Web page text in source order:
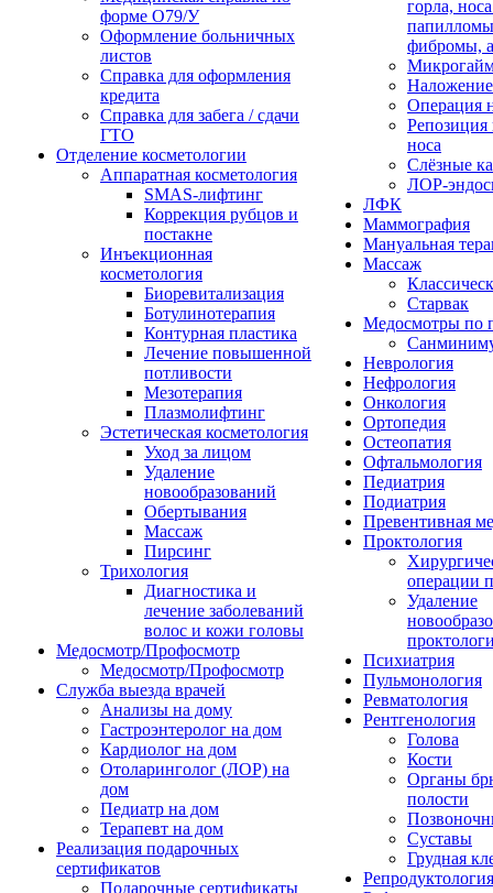
форме О79/У
Оформление больничных
листов
Справка для оформления
кредита
Справка для забега / сдачи
ГТО
Отделение косметологии
Аппаратная косметология
SMAS-лифтинг
Коррекция рубцов и
постакне
Инъекционная
косметология
Биоревитализация
Ботулинотерапия
Контурная пластика
Лечение повышенной
потливости
Мезотерапия
Плазмолифтинг
Эстетическая косметология
Уход за лицом
Удаление
новообразований
Обертывания
Массаж
Пирсинг
Трихология
Диагностика и
лечение заболеваний
волос и кожи головы
Медосмотр/Профосмотр
Медосмотр/Профосмотр
Служба выезда врачей
Анализы на дому
Гастроэнтеролог на дом
Кардиолог на дом
Отоларинголог (ЛОР) на
дом
Педиатр на дом
Терапевт на дом
Реализация подарочных
сертификатов
Подарочные сертификаты
горла,
фибромы,
Операция
Репозиция
носа
Слёзные
ЛОР-
ЛФК
Маммография
Мануальная
Массаж
Старвак
Медосмотры по
Неврология
Нефрология
Онкология
Ортопедия
Остеопатия
Офтальмология
Педиатрия
Подиатрия
Превентивная
Проктология
операции
Удаление
Психиатрия
Пульмонология
Ревматология
Рентгенология
Голова
Кости
Органы
полости
Суставы
Грудная
Репродуктология